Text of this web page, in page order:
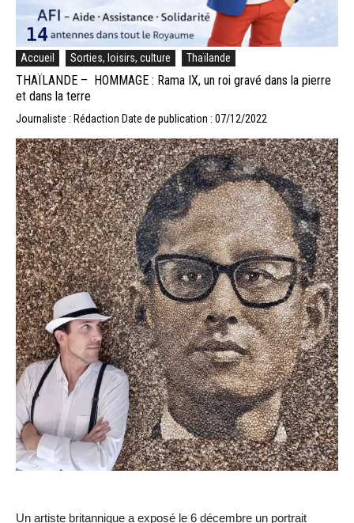
Accueil Sorties, loisirs, culture Thaïlande
THAÏLANDE – HOMMAGE : Rama IX, un roi gravé dans la pierre
et dans la terre
Journaliste : Rédaction Date de publication : 07/12/2022
Un artiste britannique a exposé le 6 décembre un portrait